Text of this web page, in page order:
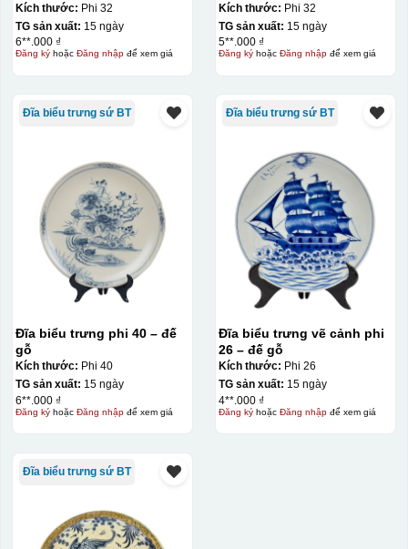
Kích thước: Phi 32
TG sản xuất: 15 ngày
6**.000 ₫
Đăng kýhoặc Đăng nhậpđể xem giá
Kích thước: Phi 32
TG sản xuất: 15 ngày
5**.000 ₫
Đăng kýhoặc Đăng nhậpđể xem giá
Đĩa biểu trưng sứ BT
Đĩa biểu trưng phi 40 – đế
gỗ
Kích thước: Phi 40
TG sản xuất: 15 ngày
6**.000 ₫
Đăng kýhoặc Đăng nhậpđể xem giá
Đĩa biểu trưng sứ BT
Đĩa biểu trưng vẽ cảnh phi
26 – đế gỗ
Kích thước: Phi 26
TG sản xuất: 15 ngày
4**.000 ₫
Đăng kýhoặc Đăng nhậpđể xem giá
Đĩa biểu trưng sứ BT